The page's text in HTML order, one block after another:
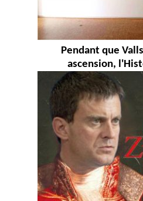
Pendant que
ascension,